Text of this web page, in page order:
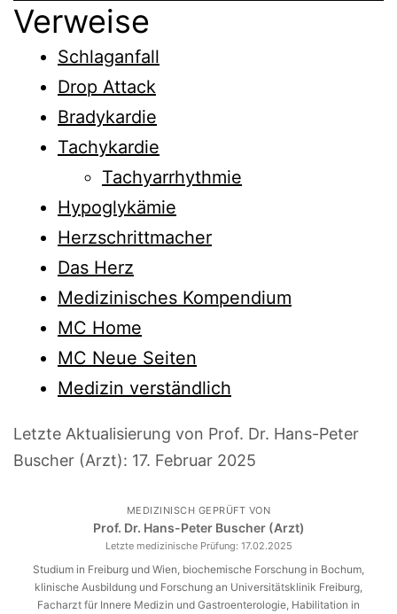
Verweise
Schlaganfall
Drop Attack
Bradykardie
Tachykardie
Tachyarrhythmie
Hypoglykämie
Herzschrittmacher
Das Herz
Medizinisches Kompendium
MC Home
MC Neue Seiten
Medizin verständlich
Letzte Aktualisierung von Prof. Dr. Hans-Peter
Buscher (Arzt): 17. Februar 2025
MEDIZINISCH GEPRÜFT VON
Prof. Dr. Hans-Peter Buscher (Arzt)
Letzte medizinische Prüfung: 17.02.2025
Studium in Freiburg und Wien, biochemische Forschung in Bochum,
klinische Ausbildung und Forschung an Universitätsklinik Freiburg,
Facharzt für Innere Medizin und Gastroenterologie, Habilitation in